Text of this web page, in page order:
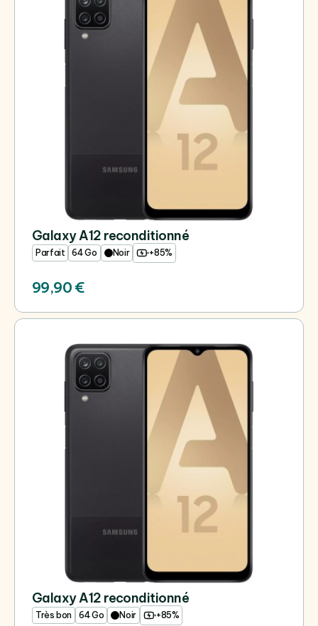
Galaxy A12 reconditionné
64 Go
Parfait Noir +85%
99,90 €
Galaxy A12 reconditionné
64 Go
Très bon Noir +85%